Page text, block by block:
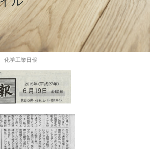
化学工業日報